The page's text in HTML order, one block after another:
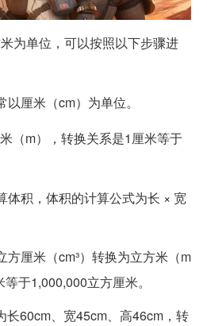
为单位，可以按照以下步骤进
厘米（cm）为单位。
米（m），转换关系是1厘米等于
体积，体积的计算公式为长 × 宽
方厘米（cm³）转换为立方米（m
于1,000,000立方厘米。
长60cm、宽45cm、高46cm，转